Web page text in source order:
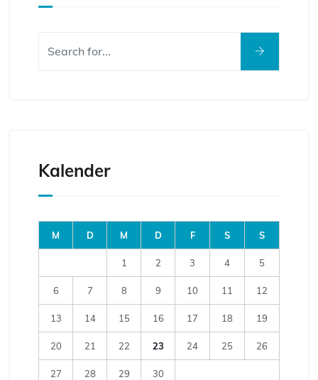
Kalender
M D M D F S S
1 2 3 4 5
6 7 8 9 10 11 12
13 14 15 16 17 18 19
20 21 22 23 24 25 26
27 28 29 30